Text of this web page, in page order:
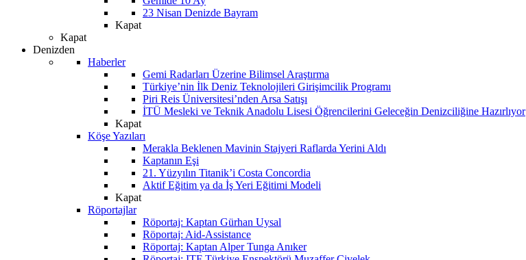
23 Nisan Denizde Bayram
Kapat
Kapat
Denizden
Haberler
Gemi Radarları Üzerine Bilimsel Araştırma
Türkiye’nin İlk Deniz Teknolojileri Girişimcilik Programı
Piri Reis Üniversitesi’nden Arsa Satışı
İTÜ Mesleki ve Teknik Anadolu Lisesi Öğrencilerini Geleceğin Denizciliğine Hazırlıyor
Kapat
Köşe Yazıları
Merakla Beklenen Mavinin Stajyeri Raflarda Yerini Aldı
Kaptanın Eşi
21. Yüzyılın Titanik’i Costa Concordia
Aktif Eğitim ya da İş Yeri Eğitimi Modeli
Kapat
Röportajlar
Röportaj: Kaptan Gürhan Uysal
Röportaj: Aid-Assistance
Röportaj: Kaptan Alper Tunga Anıker